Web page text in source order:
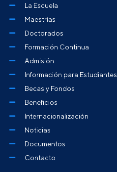
La Escuela
Maestrías
Doctorados
Formación Continua
Admisión
Información para Estudiantes
Becas y Fondos
Beneficios
Internacionalización
Noticias
Documentos
Contacto